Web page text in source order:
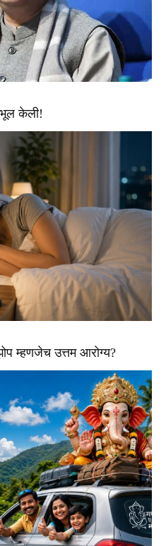
केली!
म्हणजेच उत्तम आरोग्य?